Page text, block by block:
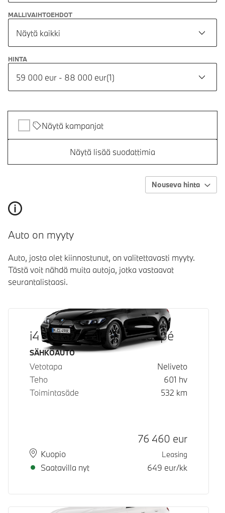
MALLIVAIHTOEHDOT
Näytä kaikki
HINTA
59 000 eur - 88 000 eur(1)
Näytä kampanjat
Näytä lisää suodattimia
Nouseva hinta
Auto on myyty
Auto, josta olet kiinnostunut, on valitettavasti myyty.
Tästä voit nähdä muita autoja, jotka vastaavat
seurantalistaasi.
i4 M60 xDrive Gran Coupé
Käyttövoima
SÄHKÖAUTO
Vetotapa
Neliveto
Teho
601 hv
Toimintasäde
532 km
Paikkakunta
Kuopio
Toimitusaika
Saatavilla nyt
Hinta
76 460 eur
Leasing
649 eur/kk